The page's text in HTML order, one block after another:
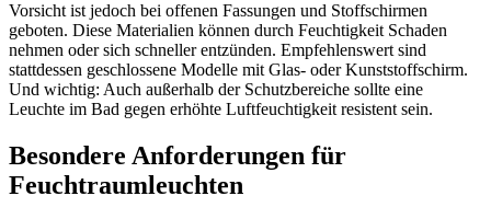
Vorsicht ist jedoch bei offenen Fassungen und Stoffschirmen
geboten. Diese Materialien können durch Feuchtigkeit Schaden
nehmen oder sich schneller entzünden. Empfehlenswert sind
stattdessen geschlossene Modelle mit Glas- oder Kunststoffschirm.
Und wichtig: Auch außerhalb der Schutzbereiche sollte eine
Leuchte im Bad gegen erhöhte Luftfeuchtigkeit resistent sein.
Besondere Anforderungen für
Feuchtraumleuchten